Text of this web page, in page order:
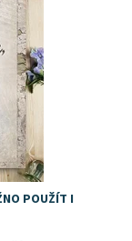
POUŽÍT I